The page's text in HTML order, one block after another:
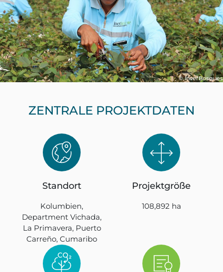
© InverBosques
ZENTRALE PROJEKTDATEN
Standort
Kolumbien,
Department Vichada,
La Primavera, Puerto
Carreño, Cumaribo
Projektgröße
108,892 ha